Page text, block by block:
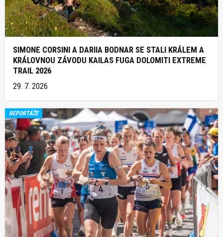
SIMONE CORSINI A DARIIA BODNAR SE STALI KRÁLEM A
KRÁLOVNOU ZÁVODU KAILAS FUGA DOLOMITI EXTREME
TRAIL 2026
29. 7. 2026
REPORTÁŽE